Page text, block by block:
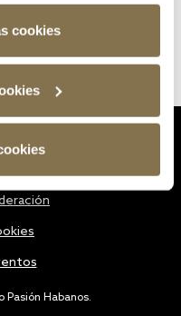
cookies
Pasión Habanos.